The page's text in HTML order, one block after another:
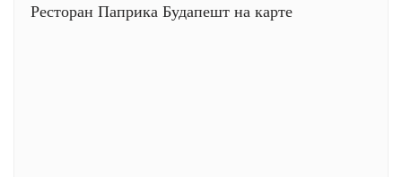
Ресторан Паприка Будапешт на карте